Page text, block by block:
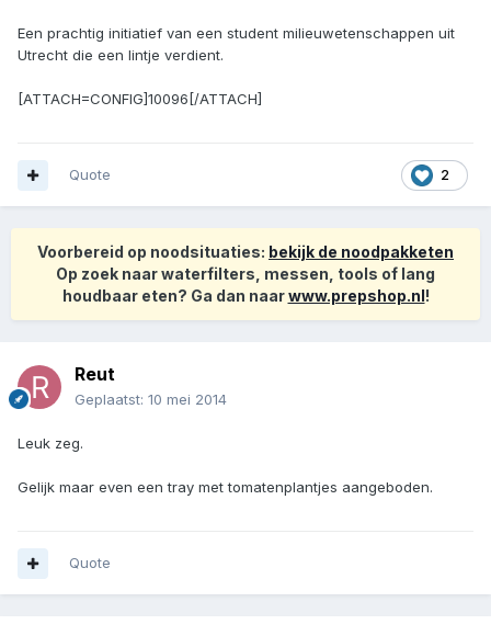
Een prachtig initiatief van een student milieuwetenschappen uit
Utrecht die een lintje verdient.
[ATTACH=CONFIG]10096[/ATTACH]
2
Quote
Voorbereid op noodsituaties: bekijk de noodpakketen
Op zoek naar waterfilters, messen, tools of lang
houdbaar eten? Ga dan naarwww.prepshop.nl!
Reut
Geplaatst: 10 mei 2014
Leuk zeg.
Gelijk maar even een tray met tomatenplantjes aangeboden.
Quote